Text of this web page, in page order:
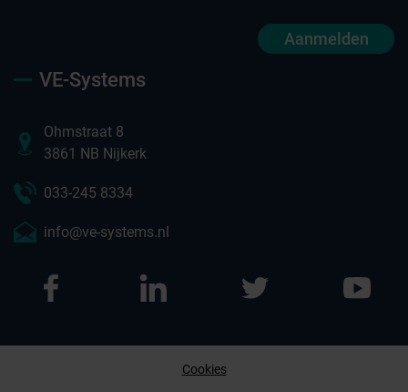
Aanmelden
VE-Systems
Ohmstraat 8
3861 NB Nijkerk
033-245 8334
info@ve-systems.nl
Cookies